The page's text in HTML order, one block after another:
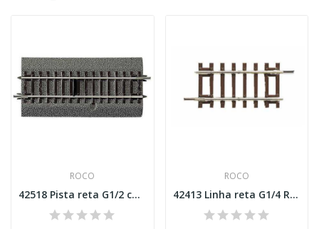
ROCO
42518 Pista reta G1/2 com contacto de comutação...
ROCO
42413 Linha reta G1/4 Roco Line Esc H0